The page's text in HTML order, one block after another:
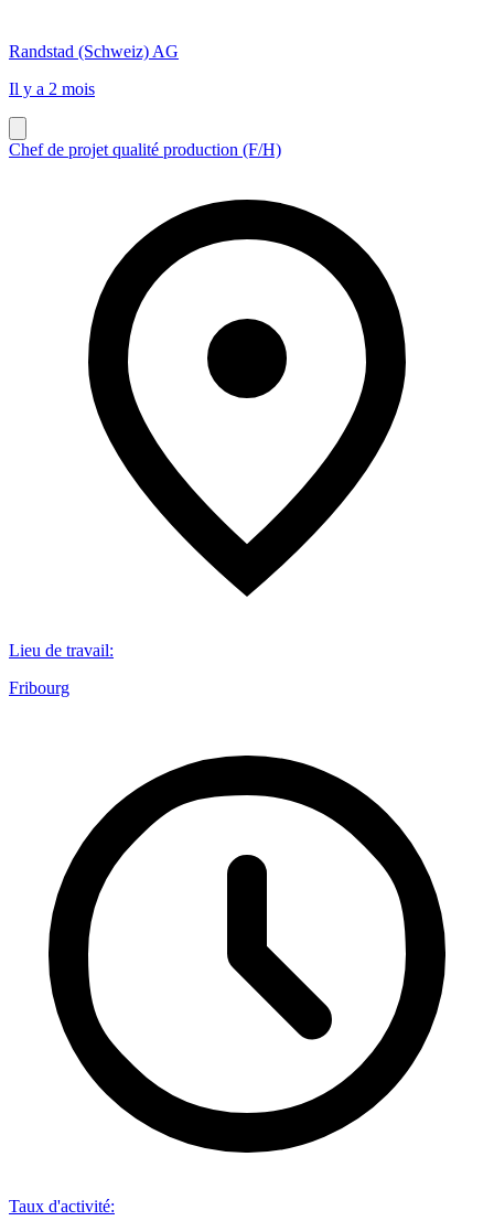
Randstad (Schweiz) AG
Il y a 2 mois
Chef de projet qualité production (F/H)
Lieu de travail:
Fribourg
Taux d'activité: